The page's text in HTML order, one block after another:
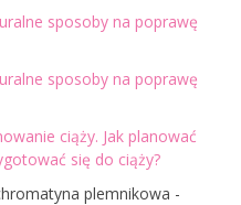
sposoby na poprawę
sposoby na poprawę
ciąży. Jak planować
się do ciąży?
plemnikowa -